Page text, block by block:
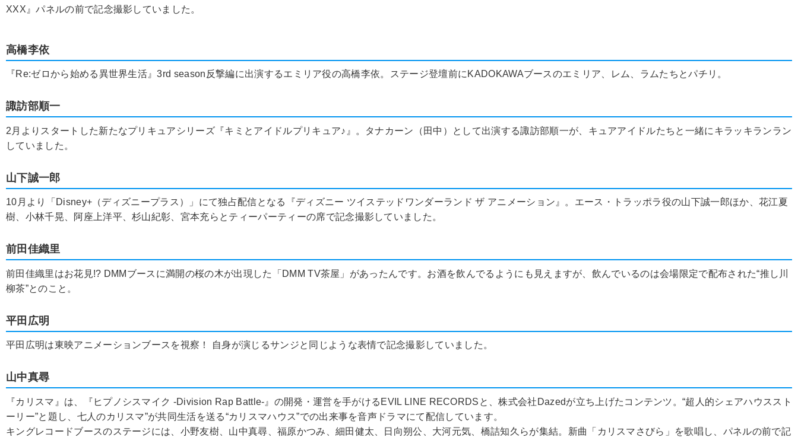
XXX』パネルの前で記念撮影していました。
高橋李依
『Re:ゼロから始める異世界生活』3rd season反撃編に出演するエミリア役の高橋李依。ステージ登壇前にKADOKAWAブースのエミリア、レム、ラムたちとパチリ。
諏訪部順一
2月よりスタートした新たなプリキュアシリーズ『キミとアイドルプリキュア♪』。タナカーン（田中）として出演する諏訪部順一が、キュアアイドルたちと一緒にキラッキランラン
していました。
山下誠一郎
10月より「Disney+（ディズニープラス）」にて独占配信となる『ディズニー ツイステッドワンダーランド ザ アニメーション』。エース・トラッポラ役の山下誠一郎ほか、花江夏
樹、小林千晃、阿座上洋平、杉山紀彰、宮本充らとティーパーティーの席で記念撮影していました。
前田佳織里
前田佳織里はお花見!? DMMブースに満開の桜の木が出現した「DMM TV茶屋」があったんです。お酒を飲んでるようにも見えますが、飲んでいるのは会場限定で配布された“推し川
柳茶”とのこと。
平田広明
平田広明は東映アニメーションブースを視察！ 自身が演じるサンジと同じような表情で記念撮影していました。
山中真尋
『カリスマ』は、『ヒプノシスマイク -Division Rap Battle-』の開発・運営を手がけるEVIL LINE RECORDSと、株式会社Dazedが立ち上げたコンテンツ。“超人的シェアハウススト
ーリー”と題し、七人のカリスマ”が共同生活を送る“カリスマハウス”での出来事を音声ドラマにて配信しています。
キングレコードブースのステージには、小野友樹、山中真尋、福原かつみ、細田健太、日向朔公、大河元気、橋詰知久らが集結。新曲「カリスマさびら」を歌唱し、パネルの前で記